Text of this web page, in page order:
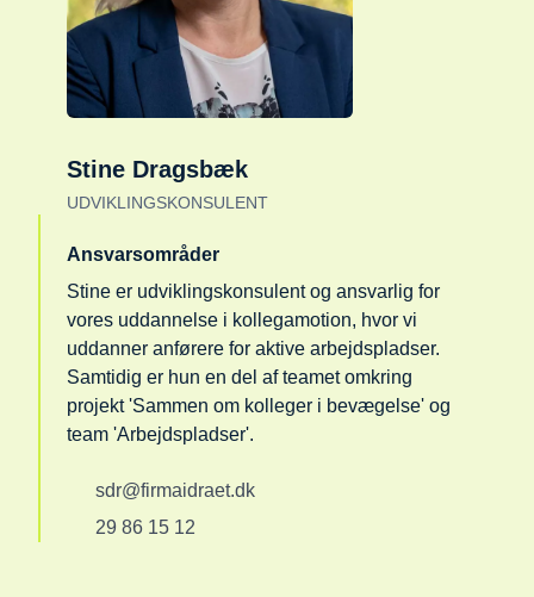
Stine Dragsbæk
UDVIKLINGSKONSULENT
Ansvarsområder
Stine er udviklingskonsulent og ansvarlig for
vores uddannelse i kollegamotion, hvor vi
uddanner anførere for aktive arbejdspladser.
Samtidig er hun en del af teamet omkring
projekt 'Sammen om kolleger i bevægelse' og
team 'Arbejdspladser'.
sdr@firmaidraet.dk
29 86 15 12